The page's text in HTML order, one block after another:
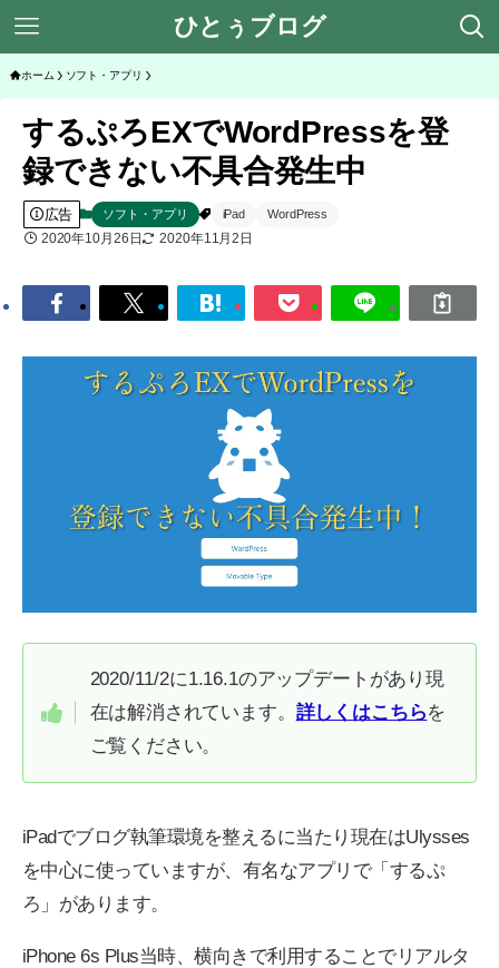
ひとぅブログ
ホーム ソフト・アプリ
するぷろEXでWordPressを登
録できない不具合発生中
広告 ソフト・アプリ iPad WordPress
2020年10月26日 2020年11月2日
2020/11/2に1.16.1のアップデートがあり現
在は解消されています。 詳しくはこちらを
ご覧ください。
iPadでブログ執筆環境を整えるに当たり現在はUlysses
を中心に使っていますが、有名なアプリで「するぷ
ろ」があります。
iPhone 6s Plus当時、横向きで利用することでリアルタ